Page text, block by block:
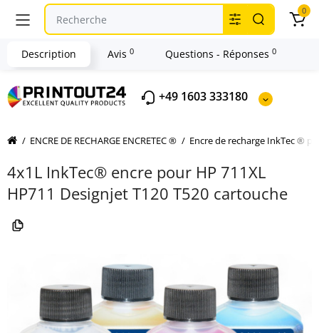
+49 1603 333180
0
ENCRE DE RECHARGE ENCRETEC ® Encre de recharge InkTec ®
4x1L InkTec® encre pour HP 711XL
HP711 Designjet T120 T520 cartouche
Description Avis 0 Questions - Réponses 0